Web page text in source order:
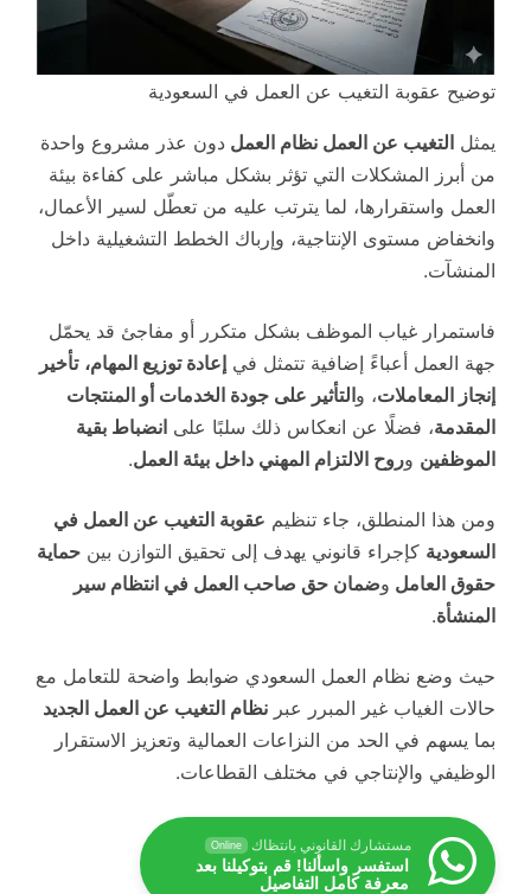
توضيح عقوبة التغيب عن العمل في السعودية
يمثل التغيب عن العمل نظام العمل دون عذر مشروع واحدة
من أبرز المشكلات التي تؤثر بشكل مباشر على كفاءة بيئة
العمل واستقرارها، لما يترتب عليه من تعطّل لسير الأعمال،
وانخفاض مستوى الإنتاجية، وإرباك الخطط التشغيلية داخل
المنشآت.
فاستمرار غياب الموظف بشكل متكرر أو مفاجئ قد يحمّل
جهة العمل أعباءً إضافية تتمثل في إعادة توزيع المهام، تأخير
إنجاز المعاملات، والتأثير على جودة الخدمات أو المنتجات
المقدمة، فضلًا عن انعكاس ذلك سلبًا على انضباط بقية
الموظفين وروح الالتزام المهني داخل بيئة العمل.
ومن هذا المنطلق، جاء تنظيم عقوبة التغيب عن العمل في
السعودية كإجراء قانوني يهدف إلى تحقيق التوازن بين حماية
حقوق العامل وضمان حق صاحب العمل في انتظام سير
المنشأة.
حيث وضع نظام العمل السعودي ضوابط واضحة للتعامل مع
حالات الغياب غير المبرر عبر نظام التغيب عن العمل الجديد
بما يسهم في الحد من النزاعات العمالية وتعزيز الاستقرار
الوظيفي والإنتاجي في مختلف القطاعات.
مستشارك القانوني بانتظاك Online
استفسر واسألنا! قم بتوكيلنا بعد
معرفة كامل التفاصيل